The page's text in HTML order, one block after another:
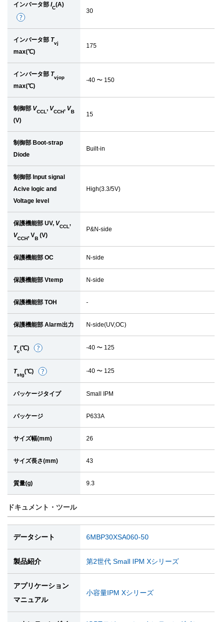
インバータ部 IC(A)
詳
細
30
インバータ部 Tvj
max(℃)
175
インバータ部 Tvjop
max(℃)
-40 〜 150
制御部 VCCL, VCCH, VB
(V)
15
制御部 Boot-strap
Diode
Built-in
制御部 Input signal
Acive logic and
Voltage level
High(3.3/5V)
保護機能部 UV, VCCL,
VCCH, VB (V)
P&N-side
保護機能部 OC N-side
保護機能部 Vtemp N-side
保護機能部 TOH -
保護機能部 Alarm出力 N-side(UV,OC)
Tc(℃)
詳
細
-40 〜 125
Tstg(℃)
詳
細
-40 〜 125
パッケージタイプ Small IPM
パッケージ P633A
サイズ幅(mm) 26
サイズ長さ(mm) 43
質量(g) 9.3
ドキュメント・ツール
データシート 6MBP30XSA060-50
製品紹介 第2世代 Small IPM Xシリーズ
アプリケーション
マニュアル
小容量IPM Xシリーズ